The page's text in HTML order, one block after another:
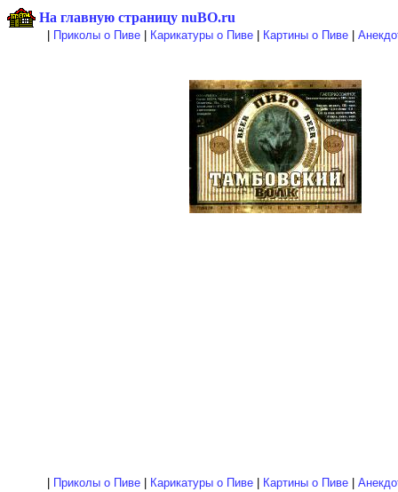
На главную страницу nuBO.ru
Приколы о Пиве| Карикатуры о Пиве| Картины о Пиве
Приколы о Пиве| Карикатуры о Пиве| Картины о Пиве